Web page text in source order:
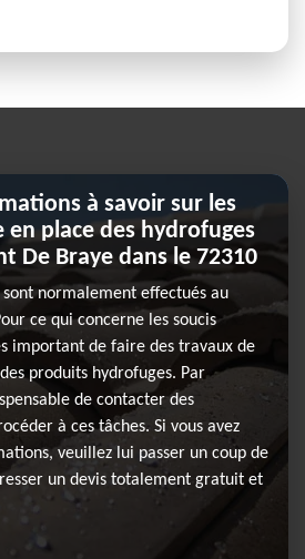
à savoir sur les
en place des hydrofuges
De Braye dans le 72310
normalement effectués au
ce qui concerne les soucis
important de faire des travaux de
produits hydrofuges. Par
de contacter des
à ces tâches. Si vous avez
veuillez lui passer un coup de
un devis totalement gratuit et